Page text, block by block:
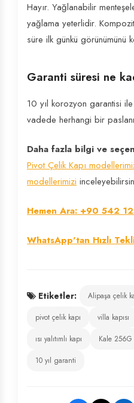
Hayır. Yağlanabilir
yağlama yeterlidir.
süre ilk günkü görünümünü
Garanti süresi ne
10 yıl korozyon garantisi ile
vadede herhangi bir
Daha fazla bilgi ve
Pivot Çelik Kapı
modellerimizi
Hemen Ara: +90 542
WhatsApp'tan Hızlı
Etiketler: Alipaşa çelik
pivot çelik kapı
villa kapısı
ısı yalıtımlı kapı
Kale
10 yıl garanti